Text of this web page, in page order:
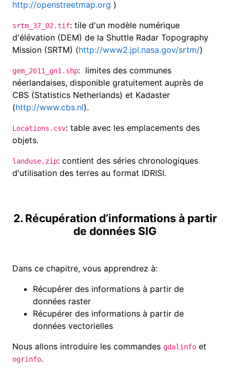
http://openstreetmap.org )
srtm_37_02.tif: tile d'un modèle numérique
d'élévation (DEM) de la Shuttle Radar Topography
Mission (SRTM) (http://www2.jpl.nasa.gov/srtm/)
gem_2011_gn1.shp: limites des communes
néerlandaises, disponible gratuitement auprès de
CBS (Statistics Netherlands) et Kadaster
(http://www.cbs.nl).
Locations.csv: table avec les emplacements des
objets.
landuse.zip: contient des séries chronologiques
d'utilisation des terres au format IDRISI.
2. Récupération d’informations à partir
de données SIG
Dans ce chapitre, vous apprendrez à:
Récupérer des informations à partir de
données raster
Récupérer des informations à partir de
données vectorielles
Nous allons introduire les commandes gdalinfo et
ogrinfo.